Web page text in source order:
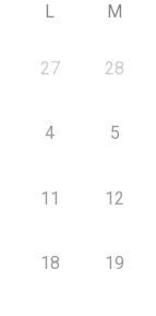
L M
27 28
4 5
11 12
18 19